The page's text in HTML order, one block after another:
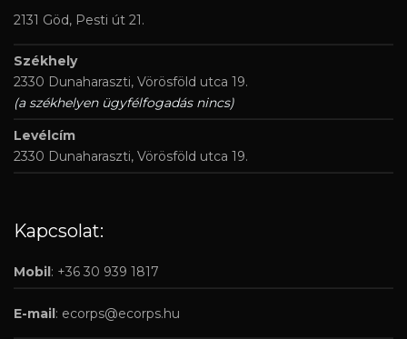
2131 Göd, Pesti út 21.
Székhely
2330 Dunaharaszti, Vörösföld utca 19.
(a székhelyen ügyfélfogadás nincs)
Levélcím
2330 Dunaharaszti, Vörösföld utca 19.
Kapcsolat:
Mobil: +36 30 939 1817
E-mail: ecorps@ecorps.hu